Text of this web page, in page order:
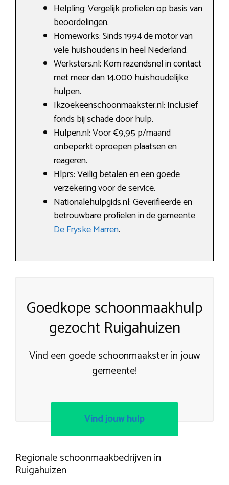
Helpling: Vergelijk profielen op basis van
beoordelingen.
Homeworks: Sinds 1994 de motor van
vele huishoudens in heel Nederland.
Werksters.nl: Kom razendsnel in contact
met meer dan 14.000 huishoudelijke
hulpen.
Ikzoekeenschoonmaakster.nl: Inclusief
fonds bij schade door hulp.
Hulpen.nl: Voor €9,95 p/maand
onbeperkt oproepen plaatsen en
reageren.
Hlprs: Veilig betalen en een goede
verzekering voor de service.
Nationalehulpgids.nl: Geverifieerde en
betrouwbare profielen in de gemeente
De Fryske Marren.
Goedkope schoonmaakhulp
gezocht Ruigahuizen
Vind een goede schoonmaakster in jouw
gemeente!
Vind jouw hulp
Regionale schoonmaakbedrijven in
Ruigahuizen